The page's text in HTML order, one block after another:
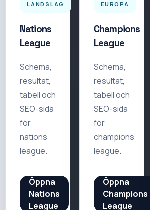
LANDSLAG
Nations
League
Schema,
resultat,
tabell och
SEO-sida
för
nations
league.
Öppna
Nations
League
EUROPA
Champions
League
Schema,
resultat,
tabell och
SEO-sida
för
champions
league.
Öppna
Champions
League